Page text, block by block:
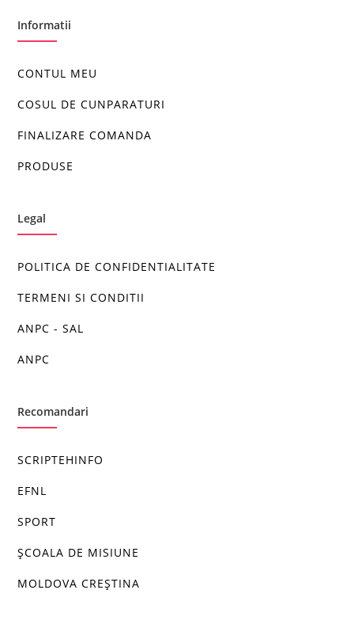
Informatii
CONTUL MEU
COSUL DE CUNPARATURI
FINALIZARE COMANDA
PRODUSE
Legal
POLITICA DE CONFIDENTIALITATE
TERMENI SI CONDITII
ANPC - SAL
ANPC
Recomandari
SCRIPTEHINFO
EFNL
SPORT
ȘCOALA DE MISIUNE
MOLDOVA CREȘTINA